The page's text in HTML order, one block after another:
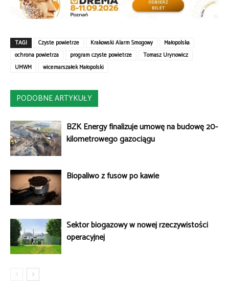
TAGI Czyste powietrze Krakowski Alarm Smogowy
Małopolska
ochrona powietrza
program czyste powietrze
Tomasz Urynowicz
UMWM
wicemarszałek Małopolski
PODOBNE ARTYKUŁY
BZK Energy finalizuje umowę na budowę 20-
kilometrowego gazociągu
Biopaliwo z fusów po kawie
Sektor biogazowy w nowej rzeczywistości
operacyjnej